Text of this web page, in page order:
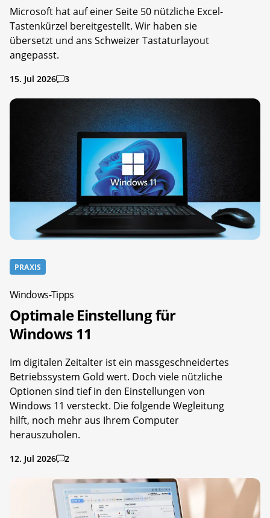
Microsoft hat auf einer Seite 50 nützliche Excel-
Tastenkürzel bereitgestellt. Wir haben sie
übersetzt und ans Schweizer Tastaturlayout
angepasst.
15. Jul 2026 3
PRAXIS
Windows-Tipps
Optimale Einstellung für
Windows 11
Im digitalen Zeitalter ist ein massgeschneidertes
Betriebssystem Gold wert. Doch viele nützliche
Optionen sind tief in den Einstellungen von
Windows 11 versteckt. Die folgende Wegleitung
hilft, noch mehr aus Ihrem Computer
herauszuholen.
12. Jul 2026 2